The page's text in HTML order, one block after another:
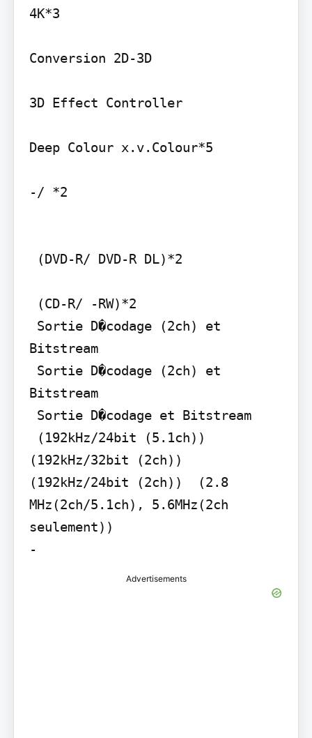
4K*3
Conversion 2D-3D
3D Effect Controller
Deep Colour x.v.Colour*5
-/ *2
Bitstream
Bitstream
(192kHz/32bit (2ch))
(192kHz/24bit (2ch))  (2.8
MHz(2ch/5.1ch), 5.6MHz(2ch
seulement))
-
Advertisements